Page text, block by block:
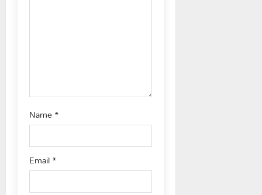
Name*
Email*